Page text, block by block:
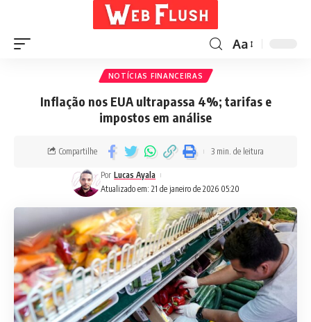
Aa
NOTÍCIAS FINANCEIRAS
Inflação nos EUA ultrapassa 4%; tarifas e
impostos em análise
Atualizado em: 21 de janeiro de 2026 05:20
Por Lucas Ayala
Compartilhe 3 min. de leitura